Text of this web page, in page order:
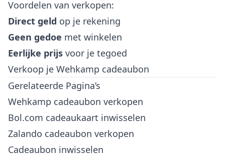
Voordelen van verkopen:
Direct geld op je rekening
Geen gedoe met winkelen
Eerlijke prijs voor je tegoed
Verkoop je Wehkamp cadeaubon
Gerelateerde Pagina’s
Wehkamp cadeaubon verkopen
Bol.com cadeaukaart inwisselen
Zalando cadeaubon verkopen
Cadeaubon inwisselen